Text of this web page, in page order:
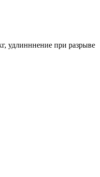
удлинннение при разрыве